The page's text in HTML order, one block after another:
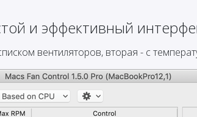
и эффективный
вентиляторов, вторая - с